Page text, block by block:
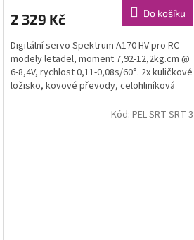
2 329 Kč Do košíku
Digitální servo Spektrum A170 HV pro RC
modely letadel, moment 7,92-12,2kg.cm @
6-8,4V, rychlost 0,11-0,08s/60°. 2x kuličkové
ložisko, kovové převody, celohliníková
krabička,...
Kód: PEL-SRT-SRT-3